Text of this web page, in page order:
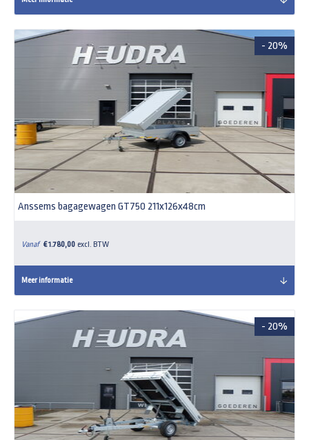
- 20%
Anssems bagagewagen GT750 211x126x48cm
Vanaf € 1.780,00 excl. BTW
Meer informatie
- 20%